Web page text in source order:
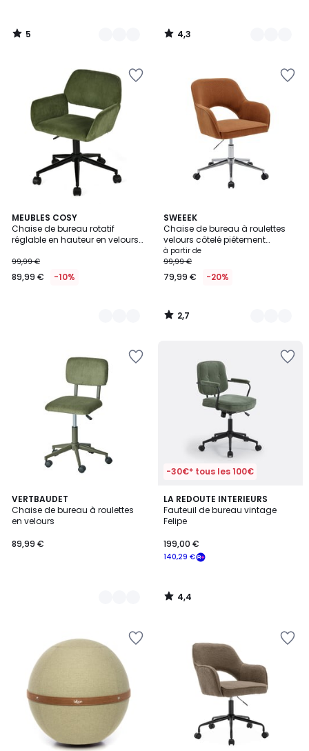
5
/
4,3
/
MEUBLES COSY
Chaise de bureau rotatif
réglable en hauteur en velours
99,99 €
89,99 € -10%
2
Couleurs
SWEEEK
Chaise de bureau à roulettes
velours côtelé piétement
chromé JIM
à partir de
99,99 €
79,99 € -20%
2,7
/ 5
4
Couleurs
2,7
/
VERTBAUDET
Chaise de bureau à roulettes
en velours
89,99 €
3
Couleurs
-30€* tous les 100€
LA REDOUTE INTERIEURS
Fauteuil de bureau vintage
Felipe
140,29 €
199,00 €
4,4
/ 5
4,4
/